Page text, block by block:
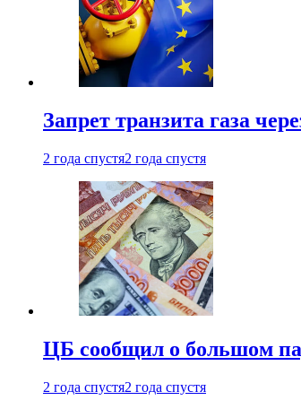
Запрет транзита газа
2 года спустя2 года спустя
ЦБ сообщил о большом
2 года спустя2 года спустя